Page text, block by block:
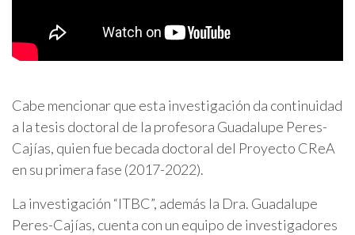
Cabe mencionar que esta investigación da continuidad
a la tesis doctoral de la profesora Guadalupe Peres-
Cajías, quien fue becada doctoral del Proyecto CReA
en su primera fase (2017-2022).
La investigación “ITBC”, además la Dra. Guadalupe
Peres-Cajías, cuenta con un equipo de investigadores